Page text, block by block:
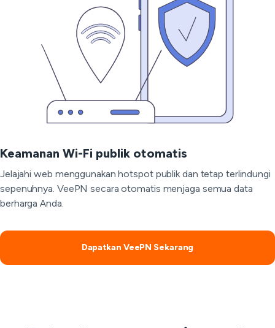
Keamanan Wi-Fi publik otomatis
Jelajahi web menggunakan hotspot publik dan tetap terlindungi
sepenuhnya. VeePN secara otomatis menjaga semua data
berharga Anda.
Dapatkan VeePN Sekarang